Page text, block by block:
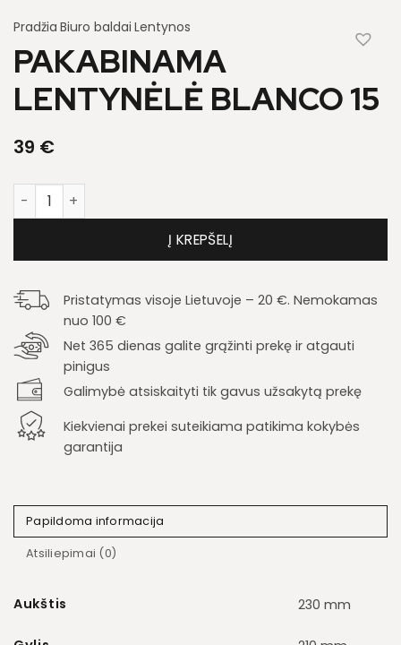
Pradžia Biuro baldai Lentynos
PAKABINAMA
LENTYNĖLĖ BLANCO 15
39 €
produkto kiekis: Pakabinama lentynėlė Blanco 15
Į KREPŠELĮ
Pristatymas visoje Lietuvoje – 20 €. Nemokamas
nuo 100 €
Net 365 dienas galite grąžinti prekę ir atgauti
pinigus
Galimybė atsiskaityti tik gavus užsakytą prekę
Kiekvienai prekei suteikiama patikima kokybės
garantija
Papildoma informacija
Atsiliepimai (0)
Aukštis 230 mm